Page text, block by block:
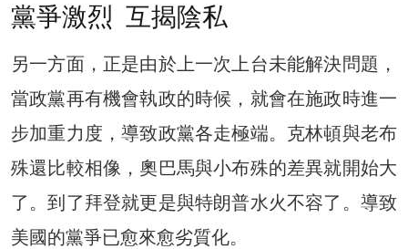
黨爭激烈 互揭陰私
另一方面，正是由於上一次上台未能解決問題，
當政黨再有機會執政的時候，就會在施政時進一
步加重力度，導致政黨各走極端。克林頓與老布
殊還比較相像，奧巴馬與小布殊的差異就開始大
了。到了拜登就更是與特朗普水火不容了。導致
美國的黨爭已愈來愈劣質化。